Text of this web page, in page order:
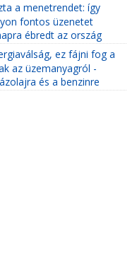
a menetrendet: így
fontos üzenetet
ébredt az ország
ez fájni fog a
az üzemanyagról -
és a benzinre